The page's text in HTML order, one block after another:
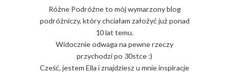
Różne Podróżne to mój wymarzony blog
podróżniczy, który chciałam założyć już ponad
10 lat temu.
Widocznie odwaga na pewne rzeczy
przychodzi po 30stce :)
Cześć, jestem Ella i znajdziesz u mnie inspiracje